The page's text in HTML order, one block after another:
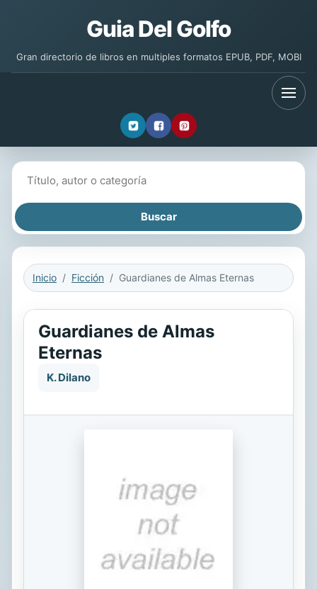
Guia Del Golfo
Gran directorio de libros en multiples formatos EPUB, PDF, MOBI
Inicio Ficción Guardianes de Almas Eternas
Guardianes de Almas
Eternas
K. Dilano